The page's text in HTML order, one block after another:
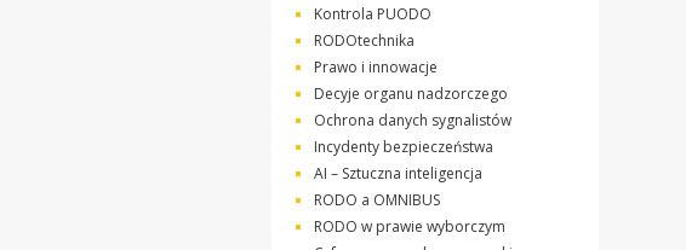
Kontrola PUODO
RODOtechnika
Prawo i innowacje
Decyje organu nadzorczego
Ochrona danych sygnalistów
Incydenty bezpieczeństwa
AI – Sztuczna inteligencja
RODO a OMNIBUS
RODO w prawie wyborczym